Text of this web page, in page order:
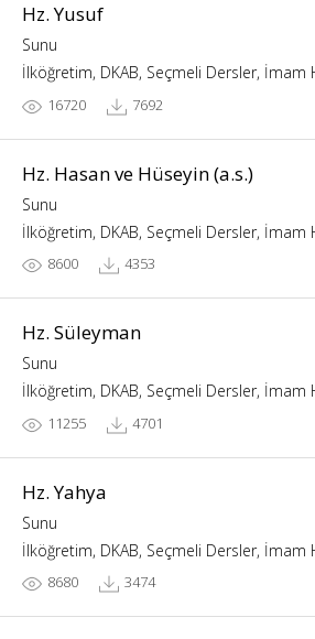
Hz. Yusuf
Sunu
İlköğretim, DKAB, Seçmeli Dersler, İmam
16720 7692
Hz. Hasan ve Hüseyin (a.s.)
Sunu
İlköğretim, DKAB, Seçmeli Dersler, İmam
8600 4353
Hz. Süleyman
Sunu
İlköğretim, DKAB, Seçmeli Dersler, İmam
11255 4701
Hz. Yahya
Sunu
İlköğretim, DKAB, Seçmeli Dersler, İmam
8680 3474